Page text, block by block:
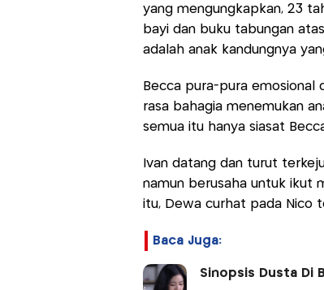
yang mengungkapkan, 23
bayi dan buku tabungan
adalah anak kandungnya
Becca pura-pura emosional
rasa bahagia menemukan
semua itu hanya siasat
Ivan datang dan turut
namun berusaha untuk ikut
itu, Dewa curhat pada Nico
Baca Juga:
Sinopsis Dusta Di